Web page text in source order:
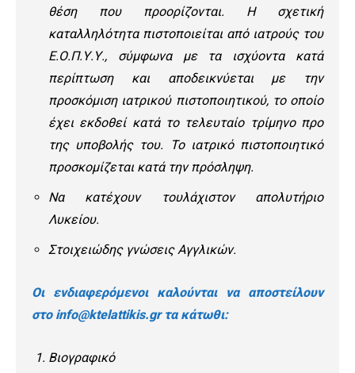
θέση που προορίζονται. Η σχετική
καταλληλότητα πιστοποιείται από ιατρούς του
Ε.Ο.Π.Υ.Υ., σύμφωνα με τα ισχύοντα κατά
περίπτωση και αποδεικνύεται με την
προσκόμιση ιατρικού πιστοποιητικού, το οποίο
έχει εκδοθεί κατά το τελευταίο τρίμηνο προ
της υποβολής του. Το ιατρικό πιστοποιητικό
προσκομίζεται κατά την πρόσληψη.
Να κατέχουν τουλάχιστον απολυτήριο
Λυκείου.
Στοιχειώδης γνώσεις Αγγλικών.
Οι ενδιαφερόμενοι καλούνται να αποστείλουν
στο info@ktelattikis.grτα κάτωθι:
Βιογραφικό